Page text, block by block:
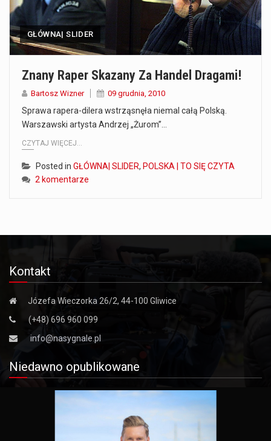
Co to jest cyberbezpieczeństwo w sieci? Cyberbezpieczeństwo w Internecie stanowi istotny element ochrony systemów informacyjnych. Jego zasadniczym celem jest zabezpieczenie przed różnorodnymi cyberzagrożeniami oraz ryzykiem,…
Czym były starożytne igrzyska olimpijskie w Grecji? Starożytne igrzyska olimpijskie odgrywały kluczową rolę w dziejach Grecji. Co cztery lata, w pięknej Olimpii, odbywały się te…
GŁÓWNA| SLIDER
Znany Raper Skazany Za Handel Dragami!
Bartosz Wizner 09 grudnia, 2010
Sprawa rapera-dilera wstrząsnęła niemal całą Polską.
Warszawski artysta Andrzej „Żurom”…
CZYTAJ WIĘCEJ...
Posted in GŁÓWNA| SLIDER, POLSKA | TO SIĘ CZYTA
2 komentarze
Kontakt
Józefa Wieczorka 26/2, 44-100 Gliwice
(+48) 696 960 099
info@nasygnale.pl
Niedawno opublikowane